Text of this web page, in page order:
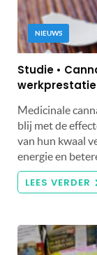
NIEUWS
Studie •
Medicinale
blij met de
van hun kwaal
energie en
LEES VERDER